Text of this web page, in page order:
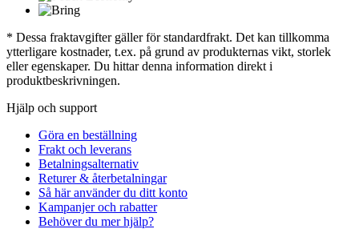
* Dessa fraktavgifter gäller för standardfrakt. Det kan tillkomma
ytterligare kostnader, t.ex. på grund av produkternas vikt, storlek
eller egenskaper. Du hittar denna information direkt i
produktbeskrivningen.
Hjälp och support
Göra en beställning
Frakt och leverans
Betalningsalternativ
Returer & återbetalningar
Så här använder du ditt konto
Kampanjer och rabatter
Behöver du mer hjälp?